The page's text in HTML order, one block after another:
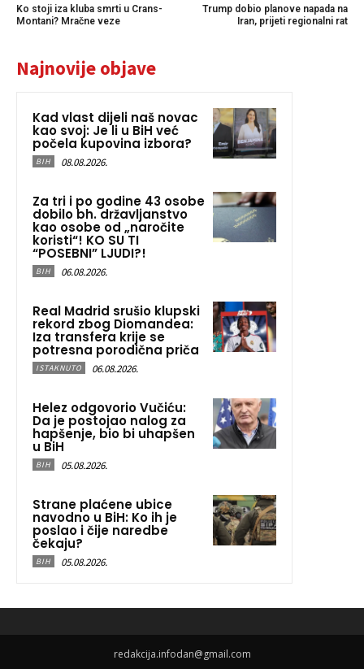
Ko stoji iza kluba smrti u Crans-
Montani? Mračne veze
Trump dobio planove napada na
Iran, prijeti regionalni rat
Najnovije objave
Kad vlast dijeli naš novac
kao svoj: Je li u BiH već
počela kupovina izbora?
BIH 08.08.2026.
Za tri i po godine 43 osobe
dobilo bh. državljanstvo
kao osobe od „naročite
koristi“! KO SU TI
“POSEBNI” LJUDI?!
BIH 06.08.2026.
Real Madrid srušio klupski
rekord zbog Diomandea:
Iza transfera krije se
potresna porodična priča
ISTAKNUTO 06.08.2026.
Helez odgovorio Vučiću:
Da je postojao nalog za
hapšenje, bio bi uhapšen
u BiH
BIH 05.08.2026.
Strane plaćene ubice
navodno u BiH: Ko ih je
poslao i čije naredbe
čekaju?
BIH 05.08.2026.
redakcija.infodan@gmail.com